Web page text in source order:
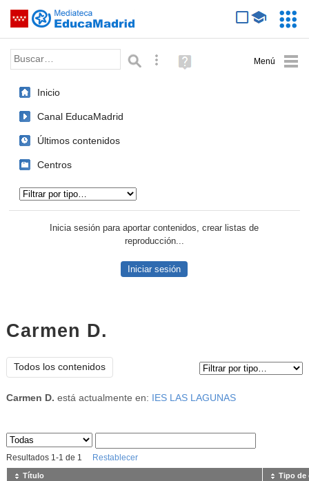
Saltar navegación
Palabra o frase: Búsqueda avanzada
Ayuda
(en
Inicio
Canal EducaMadrid
Últimos contenidos
Centros
Inicia sesión para aportar contenidos, crear listas de
reproducción...
Iniciar sesión
Carmen D.
Todos los contenidos
Carmen D. está actualmente en: IES LAS LAGUNAS
Sus archivos
Resultados 1-1 de 1 Restablecer
Título Tipo de